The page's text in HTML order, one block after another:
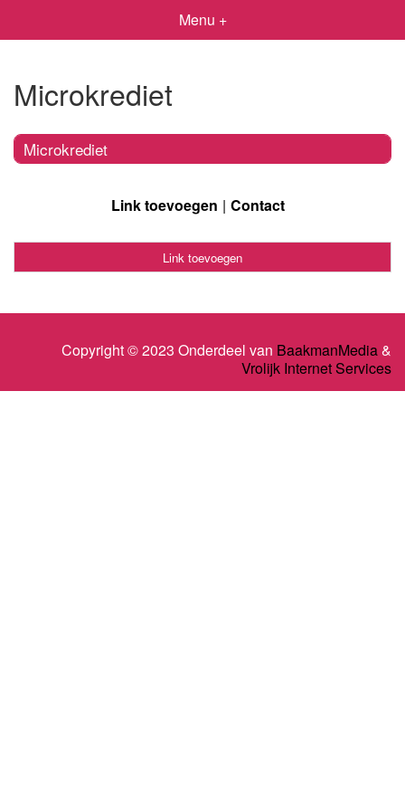
Menu +
Microkrediet
Microkrediet
Link toevoegen Contact
Link toevoegen
Copyright © 2023 Onderdeel van BaakmanMedia&
Vrolijk Internet Services